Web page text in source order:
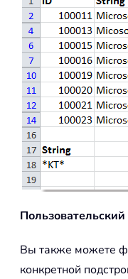
Вы также можете
конкретной